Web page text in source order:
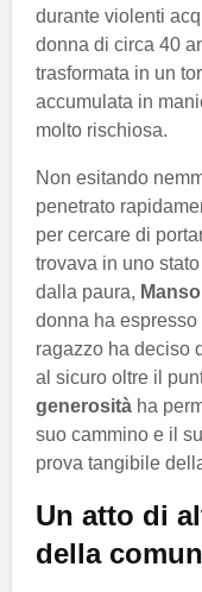
durante violenti
donna di circa 40
trasformata in un
accumulata in
molto rischiosa.
Non esitando
penetrato
per cercare di
trovava in uno
dalla paura,
donna ha
ragazzo ha deciso
al sicuro oltre il
generosità ha
suo cammino e il
prova tangibile
Un atto di
della